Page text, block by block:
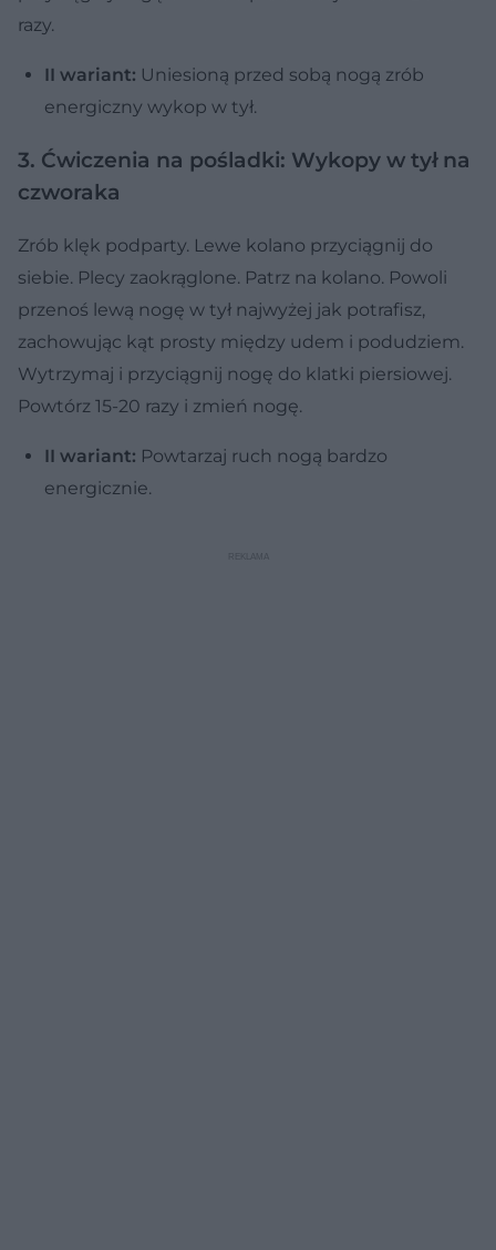
razy.
II wariant: Uniesioną przed sobą nogą zrób
energiczny wykop w tył.
3. Ćwiczenia na pośladki: Wykopy w tył na
czworaka
Zrób klęk podparty. Lewe kolano przyciągnij do
siebie. Plecy zaokrąglone. Patrz na kolano. Powoli
przenoś lewą nogę w tył najwyżej jak potrafisz,
zachowując kąt prosty między udem i podudziem.
Wytrzymaj i przyciągnij nogę do klatki piersiowej.
Powtórz 15-20 razy i zmień nogę.
II wariant: Powtarzaj ruch nogą bardzo
energicznie.